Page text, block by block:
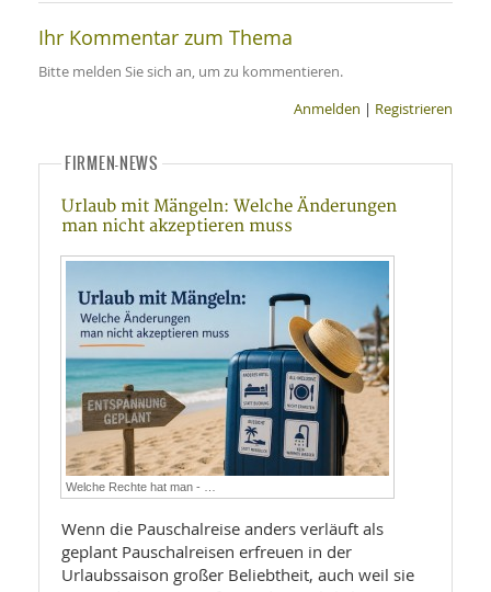
Ihr Kommentar zum Thema
Bitte melden Sie sich an, um zu kommentieren.
Anmelden | Registrieren
FIRMEN-NEWS
Urlaub mit Mängeln: Welche Änderungen
man nicht akzeptieren muss
Welche Rechte hat man - …
Wenn die Pauschalreise anders verläuft als
geplant Pauschalreisen erfreuen in der
Urlaubssaison großer Beliebtheit, auch weil sie